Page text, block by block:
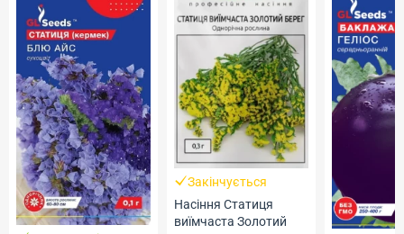
Закінчується
Насіння Статиця
виїмчаста Золотий